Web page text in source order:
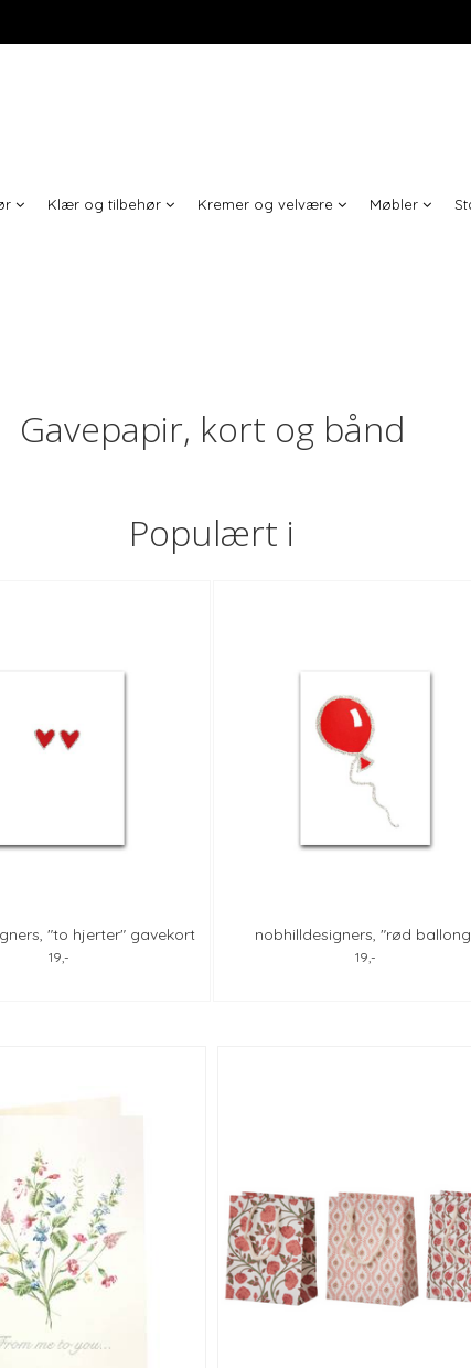
Klær og tilbehør Kremer og velvære Møbler
Gavepapir, kort og bånd
Populært i
"to hjerter" gavekort
m/snor
19,-
nobhilldesigners, "rød
gavekort m/snor
19,-